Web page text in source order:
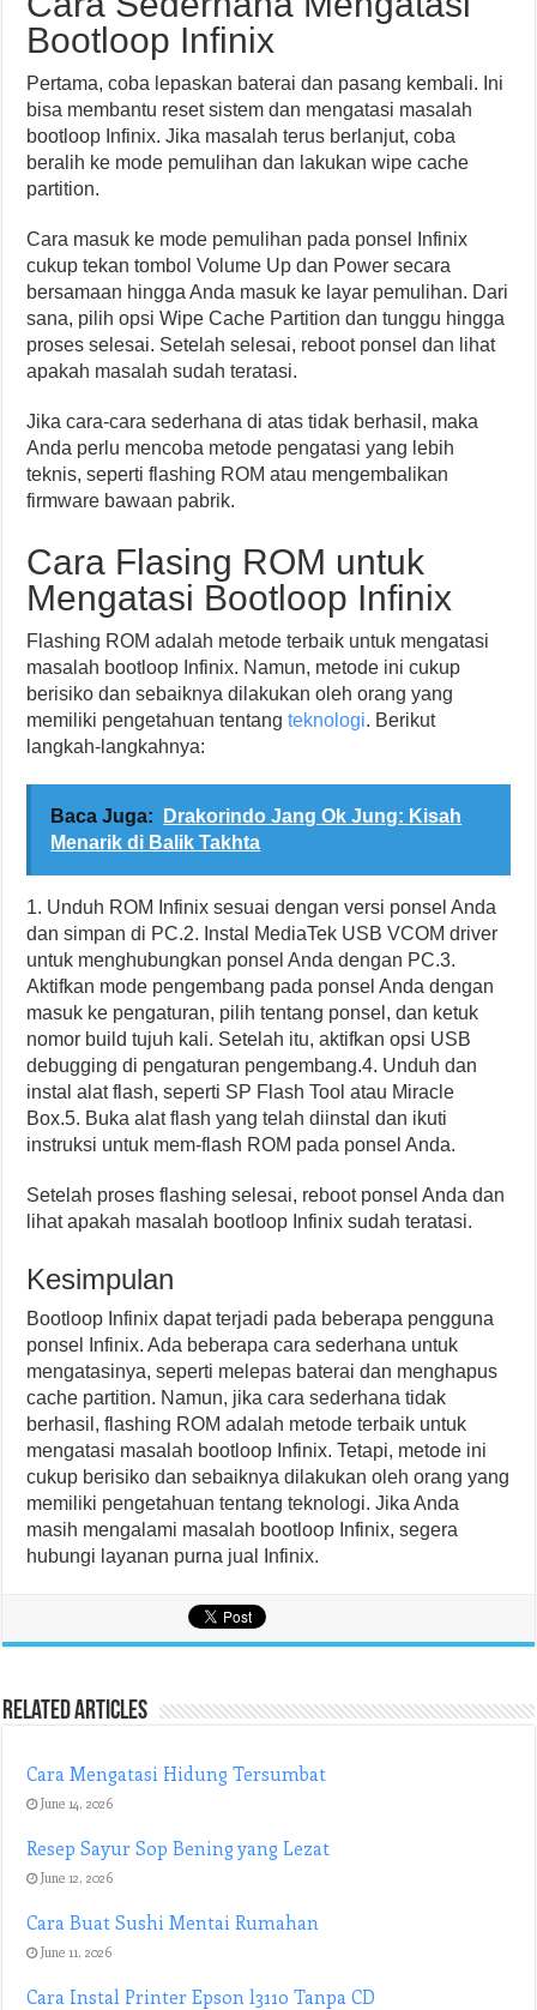
Bootloop Infinix
Pertama, coba lepaskan baterai dan pasang kembali. Ini
bisa membantu reset sistem dan mengatasi masalah
bootloop Infinix. Jika masalah terus berlanjut, coba
beralih ke mode pemulihan dan lakukan wipe cache
partition.
Cara masuk ke mode pemulihan pada ponsel Infinix
cukup tekan tombol Volume Up dan Power secara
bersamaan hingga Anda masuk ke layar pemulihan. Dari
sana, pilih opsi Wipe Cache Partition dan tunggu hingga
proses selesai. Setelah selesai, reboot ponsel dan lihat
apakah masalah sudah teratasi.
Jika cara-cara sederhana di atas tidak berhasil, maka
Anda perlu mencoba metode pengatasi yang lebih
teknis, seperti flashing ROM atau mengembalikan
firmware bawaan pabrik.
Cara Flasing ROM untuk
Mengatasi Bootloop Infinix
Flashing ROM adalah metode terbaik untuk mengatasi
masalah bootloop Infinix. Namun, metode ini cukup
berisiko dan sebaiknya dilakukan oleh orang yang
memiliki pengetahuan tentangteknologi. Berikut
langkah-langkahnya:
Baca Juga:
Drakorindo Jang Ok Jung: Kisah
Menarik di Balik Takhta
1. Unduh ROM Infinix sesuai dengan versi ponsel Anda
dan simpan di PC.2. Instal MediaTek USB VCOM driver
untuk menghubungkan ponsel Anda dengan PC.3.
Aktifkan mode pengembang pada ponsel Anda dengan
masuk ke pengaturan, pilih tentang ponsel, dan ketuk
nomor build tujuh kali. Setelah itu, aktifkan opsi USB
debugging di pengaturan pengembang.4. Unduh dan
instal alat flash, seperti SP Flash Tool atau Miracle
Box.5. Buka alat flash yang telah diinstal dan ikuti
instruksi untuk mem-flash ROM pada ponsel Anda.
Setelah proses flashing selesai, reboot ponsel Anda dan
lihat apakah masalah bootloop Infinix sudah teratasi.
Kesimpulan
Bootloop Infinix dapat terjadi pada beberapa pengguna
ponsel Infinix. Ada beberapa cara sederhana untuk
mengatasinya, seperti melepas baterai dan menghapus
cache partition. Namun, jika cara sederhana tidak
berhasil, flashing ROM adalah metode terbaik untuk
mengatasi masalah bootloop Infinix. Tetapi, metode ini
cukup berisiko dan sebaiknya dilakukan oleh orang yang
memiliki pengetahuan tentang teknologi. Jika Anda
masih mengalami masalah bootloop Infinix, segera
hubungi layanan purna jual Infinix.
Related Articles
Cara Mengatasi Hidung Tersumbat
June 14, 2026
Resep Sayur Sop Bening yang Lezat
June 12, 2026
Cara Buat Sushi Mentai Rumahan
June 11, 2026
Cara Instal Printer Epson l3110 Tanpa CD